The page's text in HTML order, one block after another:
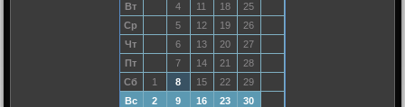
Вт
4 11 18
25
Ср
5 12 19
26
Чт
6 13 20
27
Пт
7 14 21
28
Сб
1 8 15 22
29
Вс
2 9 16 23 30